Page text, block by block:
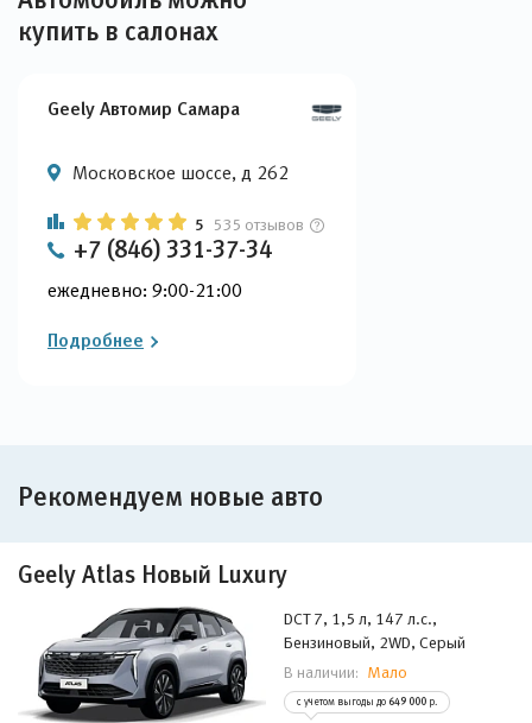
купить в салонах
Geely Автомир Самара
Московское шоссе, д 262
5 535 отзывов
+7 (846) 331-37-34
ежедневно: 9:00-21:00
Подробнее
Рекомендуем новые авто
Geely Atlas Новый Luxury
DCT 7, 1,5 л, 147 л.с.,
Бензиновый, 2WD, Серый
В наличии: Мало
с учетом выгоды до 649 000 р.